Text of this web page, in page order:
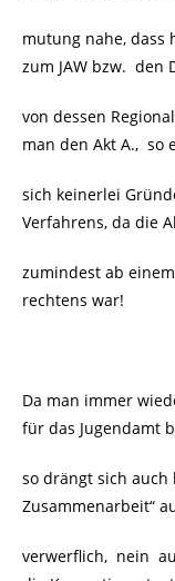
mutung nahe, dass
zum JAW bzw. den
von dessen
man den Akt A., so
sich keinerlei
Verfahrens, da die
zumindest ab
rechtens war!
Da man immer
für das Jugendamt
so drängt sich auch
Zusammenarbeit“
verwerflich, nein